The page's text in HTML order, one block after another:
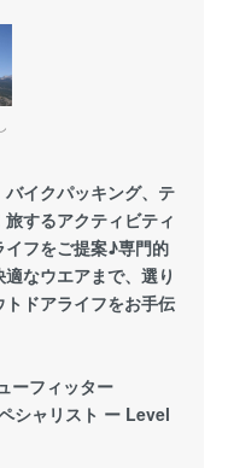
イクパッキング、テ
するアクティビティ
フをご提案♪専門的
なウエアまで、選り
ドアライフをお手伝
ーフィッター
シャリスト ー Level